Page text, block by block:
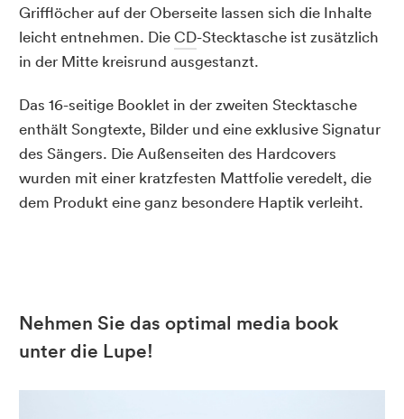
Grifflöcher auf der Oberseite lassen sich die Inhalte
leicht entnehmen. DieCD-Stecktasche ist zusätzlich
in der Mitte kreisrund ausgestanzt.
Das 16-seitige Booklet in der zweiten Stecktasche
enthält Songtexte, Bilder und eine exklusive Signatur
des Sängers. Die Außenseiten des Hardcovers
wurden mit einer kratzfesten Mattfolie veredelt, die
dem Produkt eine ganz besondere Haptik verleiht.
Nehmen Sie das optimal media book
unter die Lupe!